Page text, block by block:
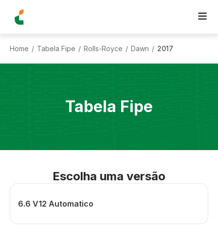
Home / Tabela Fipe / Rolls-Royce / Dawn / 2017
Tabela Fipe
Escolha uma versão
6.6 V12 Automatico